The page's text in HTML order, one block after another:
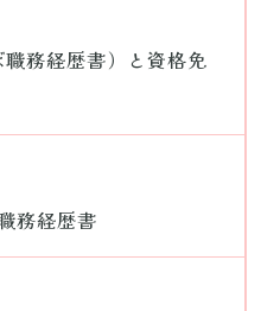
務経歴書）と資格免
務経歴書